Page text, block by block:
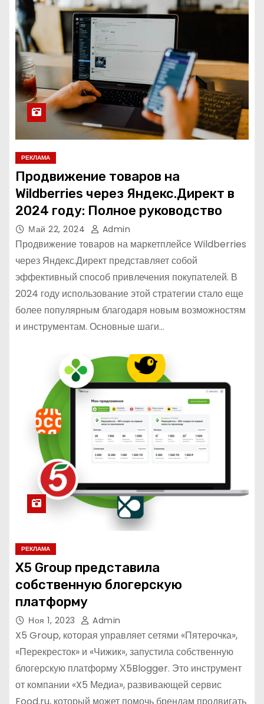
РЕКЛАМА
Продвижение товаров на
Wildberries через Яндекс.Директ в
2024 году: Полное руководство
Май 22, 2024 Admin
Продвижение товаров на маркетплейсе Wildberries
через Яндекс.Директ представляет собой
эффективный способ привлечения покупателей. В
2024 году использование этой стратегии стало еще
более популярным благодаря новым возможностям
и инструментам. Основные шаги…
РЕКЛАМА
X5 Group представила
собственную блогерскую
платформу
Ноя 1, 2023 Admin
X5 Group, которая управляет сетями «Пятерочка»,
«Перекресток» и «Чижик», запустила собственную
блогерскую платформу Х5Blogger. Это инструмент
от компании «X5 Медиа», развивающей сервис